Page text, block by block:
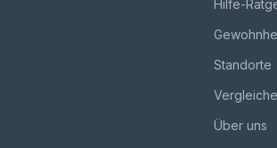
Hilfe-
Standorte
Vergleiche
Über uns